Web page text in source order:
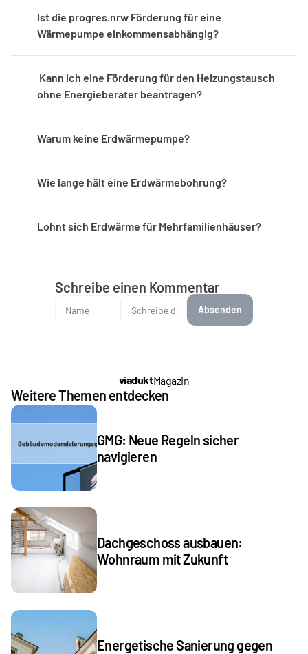
Ist die progres.nrw Förderung für eine
Wärmepumpe einkommensabhängig?
ohne Energieberater beantragen?
Warum keine Erdwärmepumpe?
Wie lange hält eine Erdwärmebohrung?
Lohnt sich Erdwärme für Mehrfamilienhäuser?
Schreibe einen Kommentar
Absenden
viaduktMagazin
Weitere Themen entdecken
GMG: Neue Regeln sicher
navigieren
Dachgeschoss ausbauen:
Wohnraum mit Zukunft
Energetische Sanierung gegen